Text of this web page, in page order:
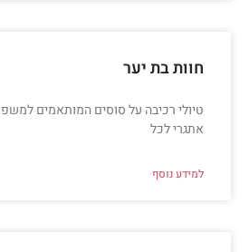
חוות בת יער
טיולי רכיבה על סוסים המותאמים
אתגרי לכל
למידע נוסף